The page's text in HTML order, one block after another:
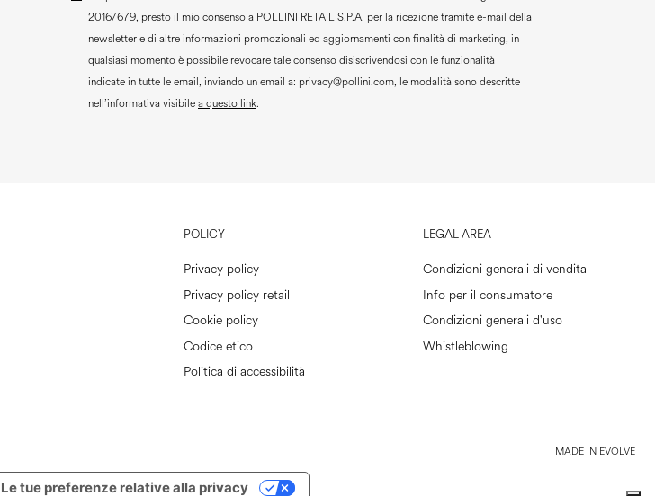
2016/679, presto il mio consenso a POLLINI RETAIL S.P.A. per la ricezione tramite e-mail della
newsletter e di altre informazioni promozionali ed aggiornamenti con finalità di marketing, in
qualsiasi momento è possibile revocare tale consenso disiscrivendosi con le funzionalità
indicate in tutte le email, inviando un email a: privacy@pollini.com, le modalità sono descritte
nell’informativa visibilea questo link.
POLICY
Privacy policy
Privacy policy retail
Cookie policy
Codice etico
Politica di accessibilità
LEGAL AREA
Condizioni generali di vendita
Info per il consumatore
Condizioni generali d'uso
Whistleblowing
MADE IN EVOLVE
Le tue preferenze relative alla privacy